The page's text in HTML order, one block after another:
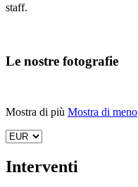
staff.
Le nostre fotografie
Mostra di più Mostra di meno
Interventi